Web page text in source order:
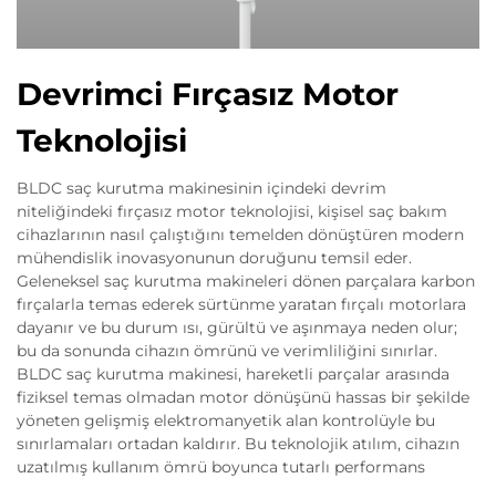
Devrimci Fırçasız Motor
Teknolojisi
BLDC saç kurutma makinesinin içindeki devrim
niteliğindeki fırçasız motor teknolojisi, kişisel saç bakım
cihazlarının nasıl çalıştığını temelden dönüştüren modern
mühendislik inovasyonunun doruğunu temsil eder.
Geleneksel saç kurutma makineleri dönen parçalara karbon
fırçalarla temas ederek sürtünme yaratan fırçalı motorlara
dayanır ve bu durum ısı, gürültü ve aşınmaya neden olur;
bu da sonunda cihazın ömrünü ve verimliliğini sınırlar.
BLDC saç kurutma makinesi, hareketli parçalar arasında
fiziksel temas olmadan motor dönüşünü hassas bir şekilde
yöneten gelişmiş elektromanyetik alan kontrolüyle bu
sınırlamaları ortadan kaldırır. Bu teknolojik atılım, cihazın
uzatılmış kullanım ömrü boyunca tutarlı performans